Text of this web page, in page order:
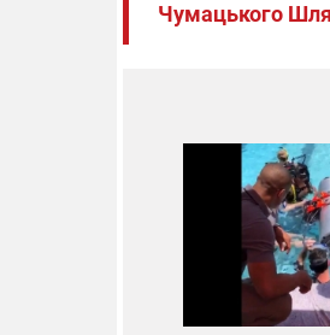
Чумацького